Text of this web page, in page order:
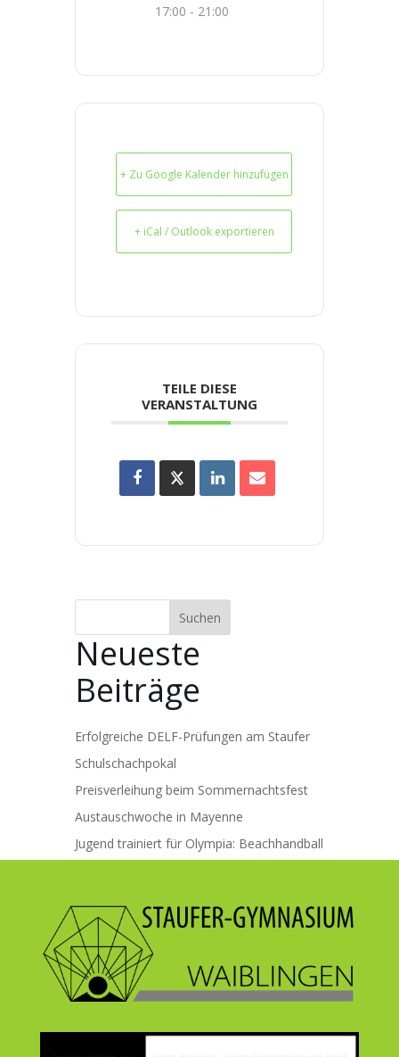
17:00 - 21:00
+ Zu Google Kalender hinzufügen
+ iCal / Outlook exportieren
TEILE DIESE
VERANSTALTUNG
Suchen
Neueste
Beiträge
Erfolgreiche DELF-Prüfungen am Staufer
Schulschachpokal
Preisverleihung beim Sommernachtsfest
Austauschwoche in Mayenne
Jugend trainiert für Olympia: Beachhandball